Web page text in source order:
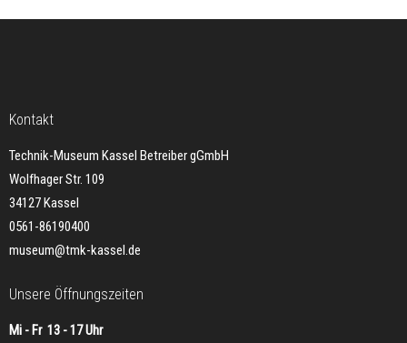
Kontakt
Technik-Museum Kassel Betreiber gGmbH
Wolfhager Str. 109
34127 Kassel
0561-86190400
museum@tmk-kassel.de
Unsere Öffnungszeiten
Mi - Fr 13 - 17 Uhr